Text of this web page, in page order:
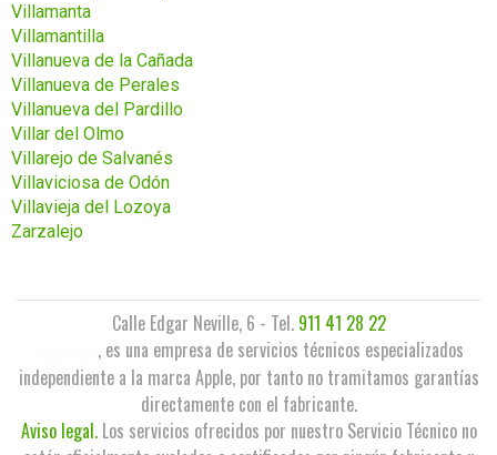
Villamanta
Villamantilla
Villanueva de la Cañada
Villanueva de Perales
Villanueva del Pardillo
Villar del Olmo
Villarejo de Salvanés
Villaviciosa de Odón
Villavieja del Lozoya
Zarzalejo
Calle Edgar Neville, 6 - Tel. 911 41 28 22
, es una empresa de servicios técnicos especializados
independiente a la marca Apple, por tanto no tramitamos garantías
directamente con el fabricante.
Aviso legal.Los servicios ofrecidos por nuestro Servicio Técnico no